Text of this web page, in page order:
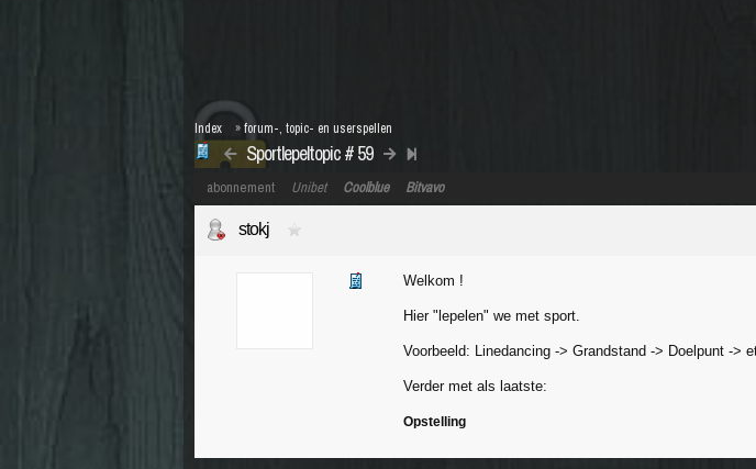
Sportlepeltopic # 59
Index »forum-, topic- en userspellen
abonnement Unibet Coolblue Bitvavo
stokj
Welkom !
Hier "lepelen" we met sport.
Voorbeeld: Linedancing -> Grandstand -> Doelpunt ->
Verder met als laatste:
Opstelling